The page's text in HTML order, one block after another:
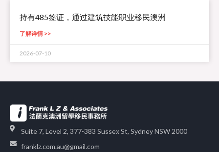
持有485签证，通过建筑技能职业移民澳洲
了解详情 >>
2026-07-10
Suite 7, Level 2, 377-383 Sussex St, Sydney NSW 2000
franklz.com.au@gmail.com